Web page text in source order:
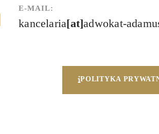
E-MAIL:
kancelaria[at]adwokat-
POLITYKA